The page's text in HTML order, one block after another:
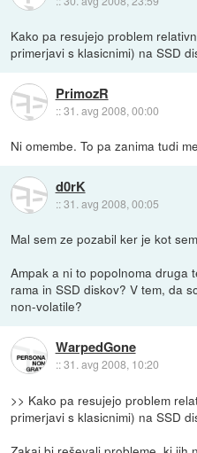
Kako pa resujejo problem
primerjavi s klasicnimi) na SSD
PrimozR
::31. avg 2008, 00:00
Ni omembe. To pa zanima tudi
d0rK
::31. avg 2008, 00:05
Mal sem ze pozabil ker je kot
Ampak a ni to popolnoma druga
rama in SSD diskov? V tem, da
non-volatile?
WarpedGone
::31. avg 2008, 10:20
>> Kako pa resujejo problem
primerjavi s klasicnimi) na SSD